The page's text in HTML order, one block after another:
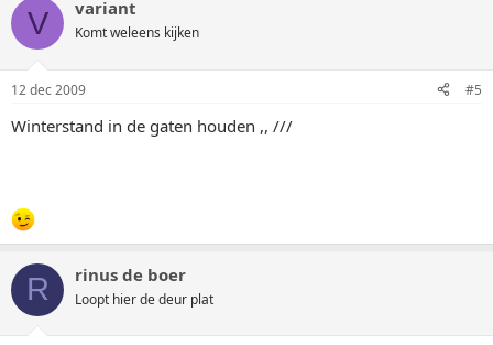
V variant
Komt weleens kijken
12 dec 2009 #5
Winterstand in de gaten houden ,, ///
R rinus de boer
Loopt hier de deur plat